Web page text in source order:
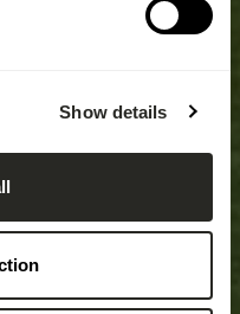
Show details